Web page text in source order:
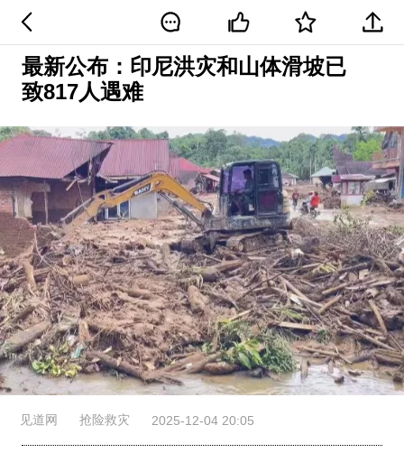
最新公布：印尼洪灾和山体滑坡已
致817人遇难
见道网 抢险救灾 2025-12-04 20:05